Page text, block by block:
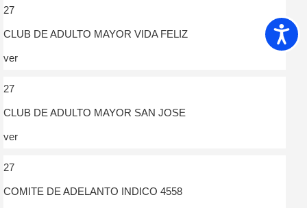
27
CLUB DE ADULTO MAYOR VIDA FELIZ
ver
27
CLUB DE ADULTO MAYOR SAN JOSE
ver
27
COMITE DE ADELANTO INDICO 4558